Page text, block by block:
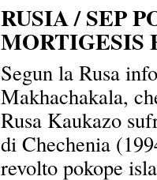
RUSIA / SEP
MORTIGESIS
Segun la Rusa
Makhachakala,
Rusa Kaukazo
di Chechenia
revolto pokope